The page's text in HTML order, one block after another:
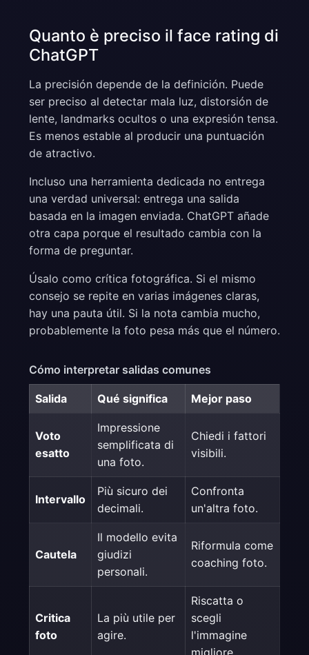
Quanto è preciso il face rating di
ChatGPT
La precisión depende de la definición. Puede
ser preciso al detectar mala luz, distorsión de
lente, landmarks ocultos o una expresión tensa.
Es menos estable al producir una puntuación
de atractivo.
Incluso una herramienta dedicada no entrega
una verdad universal: entrega una salida
basada en la imagen enviada. ChatGPT añade
otra capa porque el resultado cambia con la
forma de preguntar.
Úsalo como crítica fotográfica. Si el mismo
consejo se repite en varias imágenes claras,
hay una pauta útil. Si la nota cambia mucho,
probablemente la foto pesa más que el número.
Cómo interpretar salidas comunes
Salida Qué significa Mejor paso
Voto
esatto
Impressione
semplificata di
una foto.
Chiedi i fattori
visibili.
Intervallo
Più sicuro dei
decimali.
Confronta
un'altra foto.
Cautela
Il modello evita
giudizi
personali.
Riformula come
coaching foto.
Critica
foto
La più utile per
agire.
Riscatta o
scegli
l'immagine
migliore.